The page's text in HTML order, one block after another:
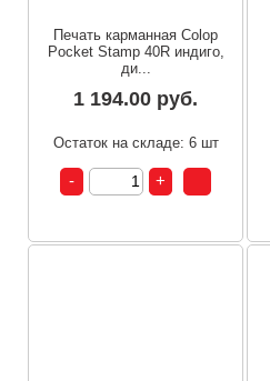
Печать карманная Colop
Poсket Stamp 40R индиго,
ди...
1 194.00 руб.
Остаток на складе: 6 шт